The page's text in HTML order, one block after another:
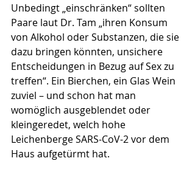
Unbedingt „einschränken“ sollten
Paare laut Dr. Tam „ihren Konsum
von Alkohol oder Substanzen, die sie
dazu bringen könnten, unsichere
Entscheidungen in Bezug auf Sex zu
treffen“. Ein Bierchen, ein Glas Wein
zuviel – und schon hat man
womöglich ausgeblendet oder
kleingeredet, welch hohe
Leichenberge SARS-CoV-2 vor dem
Haus aufgetürmt hat.